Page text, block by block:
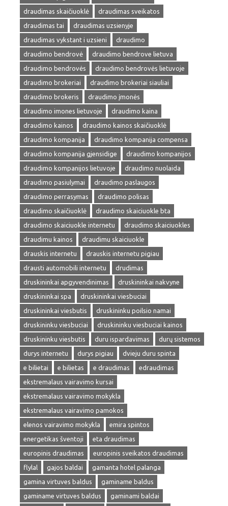
draudimas skaičiuoklė
draudimas sveikatos
draudimas tai
draudimas uzsienyje
draudimas vykstant i uzsieni
draudimo
draudimo bendrovė
draudimo bendrove lietuva
draudimo bendrovės
draudimo bendrovės lietuvoje
draudimo brokeriai
draudimo brokeriai siauliai
draudimo brokeris
draudimo įmonės
draudimo imones lietuvoje
draudimo kaina
draudimo kainos
draudimo kainos skaičiuoklė
draudimo kompanija
draudimo kompanija compensa
draudimo kompanija gjensidige
draudimo kompanijos
draudimo kompanijos lietuvoje
draudimo nuolaida
draudimo pasiulymai
draudimo paslaugos
draudimo perrasymas
draudimo polisas
draudimo skaičiuoklė
draudimo skaiciuokle bta
draudimo skaiciuokle internetu
draudimo skaiciuokles
draudimu kainos
draudimu skaiciuokle
drauskis internetu
drauskis internetu pigiau
drausti automobili internetu
drudimas
druskininkai apgyvendinimas
druskininkai nakvyne
druskininkai spa
druskininkai viesbuciai
druskininkai viesbutis
druskininku poilsio namai
druskininku viesbuciai
druskininku viesbuciai kainos
druskininku viesbutis
duru ispardavimas
durų sistemos
durys internetu
durys pigiau
dvieju duru spinta
e bilietai
e bilietas e draudimas
edraudimas
ekstremalaus vairavimo kursai
ekstremalaus vairavimo mokykla
ekstremalaus vairavimo pamokos
elenos vairavimo mokykla
emira spintos
energetikas šventoji
eta draudimas
europinis draudimas
europinis sveikatos draudimas
flylal
gajos baldai
gamanta hotel palanga
gamina virtuves baldus
gaminame baldus
gaminame virtuves baldus
gaminami baldai